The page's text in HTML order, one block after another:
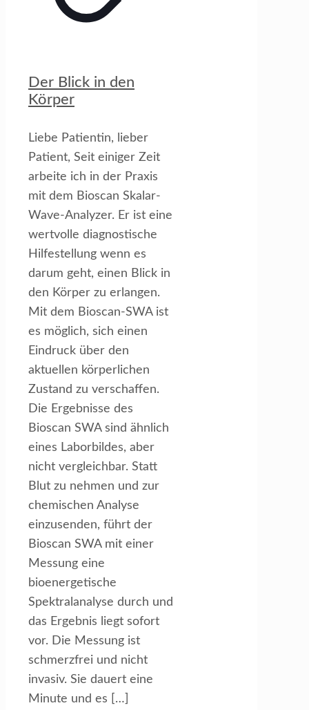
Der Blick in den
Körper
Liebe Patientin, lieber
Patient, Seit einiger Zeit
arbeite ich in der Praxis
mit dem Bioscan Skalar-
Wave-Analyzer. Er ist eine
wertvolle diagnostische
Hilfestellung wenn es
darum geht, einen Blick in
den Körper zu erlangen.
Mit dem Bioscan-SWA ist
es möglich, sich einen
Eindruck über den
aktuellen körperlichen
Zustand zu verschaffen.
Die Ergebnisse des
Bioscan SWA sind ähnlich
eines Laborbildes, aber
nicht vergleichbar. Statt
Blut zu nehmen und zur
chemischen Analyse
einzusenden, führt der
Bioscan SWA mit einer
Messung eine
bioenergetische
Spektralanalyse durch und
das Ergebnis liegt sofort
vor. Die Messung ist
schmerzfrei und nicht
invasiv. Sie dauert eine
Minute und es […]